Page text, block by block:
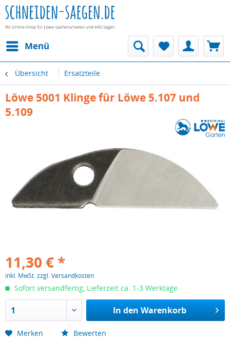
Menü
Übersicht Ersatzteile
Löwe 5001 Klinge für Löwe 5.107 und
5.109
11,30 € *
inkl. MwSt.zzgl. Versandkosten
Sofort versandfertig, Lieferzeit ca. 1-3 Werktage
In den Warenkorb
Merken Bewerten